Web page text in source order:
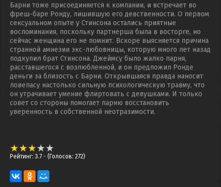
Барни тоже присоединяется к компании, и встречает во
фреш-баре Ронду, лишившую его девственности. О первом
сексуальном опыте у Стинсона остались приятные
воспоминания, поскольку партнерша была в восторге, но
сейчас женщина его не помнит. Вскоре выясняется причина
странной амнезии экс-любовницы, которую много лет назад
подкупил брат Стинсона. Джеймсу было жалко парня,
расставшегося с возлюбленной, и он предложил Ронде
деньги за близость с Барни. Открывшаяся правда наносит
ловеласу настолько сильную психологическую травму, что
он утрачивает умение флиртовать с девушками. И только
совет со стороны помогает парню восстановить
уверенность в собственной неотразимости.
Рейтинг: 3.7 - (Голосов: 272)